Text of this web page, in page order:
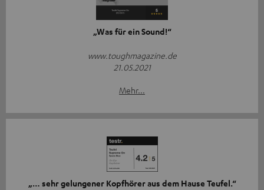
„Was für ein Sound!“
www.toughmagazine.de
21.05.2021
Mehr...
„… sehr gelungener Kopfhörer aus dem Hause Teufel.“